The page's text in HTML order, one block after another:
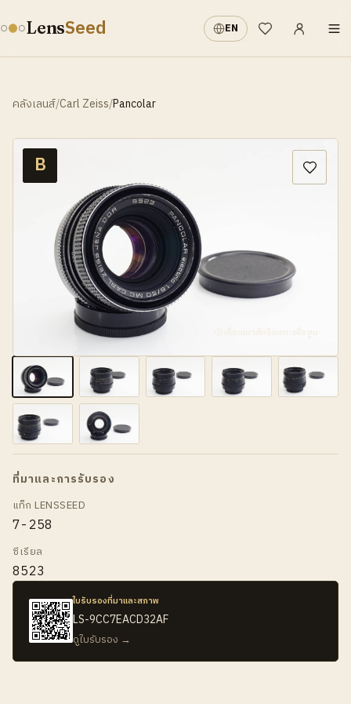
LensSeed EN รายการที่อยากได้
เข้าสู่ระบบ·
คลังเลนส์/Carl Zeiss/Pancolar
B
เลื่อนเมาส์หรือแตะเพื่อซูม
ที่มาและการรับรอง
แท็ก LENSSEED
7-258
ซีเรียล
8523
ใบรับรองที่มาและสภาพ
LS-9CC7EACD32AF
ดูใบรับรอง →